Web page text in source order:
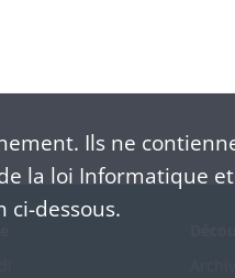
Ils ne
la loi Informatique
ci-dessous.